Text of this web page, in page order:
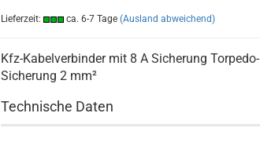
Lieferzeit: ca. 6-7 Tage (Ausland abweichend)
Kfz-Kabelverbinder mit 8 A Sicherung Torpedo-
Sicherung 2 mm²
Technische Daten